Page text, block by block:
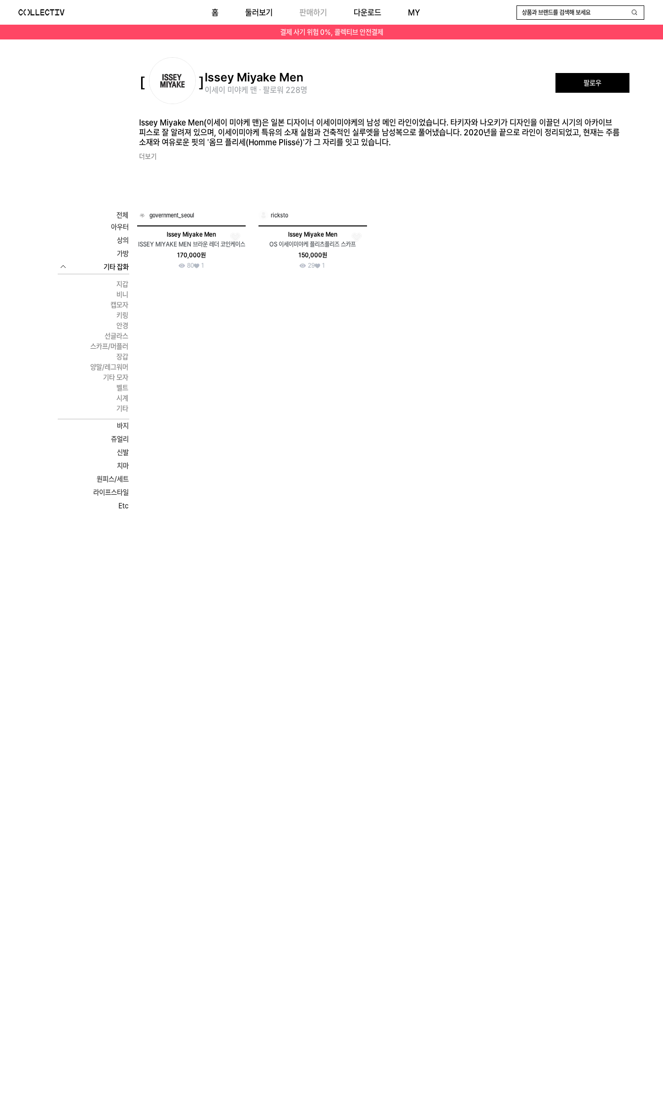
Issey Miyake Men(이세이 미야케 맨)은 일본 디자이너 이세이미야케의 남성 메인 라인이었습니다. 타키자와 나오키가 디자인을 이끌던 시기의 아카이브 피스로 잘 알려져 있으며, 이세이미야케 특유의 소재 실험과 건축적인 실루엣을 남성복으로 풀어냈습니다. 2020년을 끝으로 라인이 정리되었고, 현재는 주름 소재와 여유로운 핏의 '옴므 플리세(Homme Plissé)'가 그 자리를 잇고 있습니다.
결제 사기 위험 0%, 콜렉티브 안전결제
홈 둘러보기 판매하기 다운로드 MY 상품과 브랜드를 검색해 보세요
Issey Miyake Men
이세이 미야케 맨 · 팔로워 228명
팔로우
Issey Miyake Men(이세이 미야케 맨)은 일본 디자이너 이세이미야케의 남성 메인 라인이었습니다. 타키자와 나오키가 디자인을 이끌던 시기의 아카이브
피스로 잘 알려져 있으며, 이세이미야케 특유의 소재 실험과 건축적인 실루엣을 남성복으로 풀어냈습니다. 2020년을 끝으로 라인이 정리되었고, 현재는 주름
소재와 여유로운 핏의 '옴므 플리세(Homme Plissé)'가 그 자리를 잇고 있습니다.
더보기
전체
아우터
상의
가방
기타 잡화
지갑
비니
캡모자
키링
안경
선글라스
스카프/머플러
장갑
양말/레그워머
기타 모자
벨트
시계
기타
바지
쥬얼리
신발
치마
원피스/세트
라이프스타일
Etc
government_seoul
Issey Miyake Men
ISSEY MIYAKE MEN 브라운 레더 코인케이스
170,000원
80
1
ricksto
Issey Miyake Men
OS 이세이미야케 플리츠플리즈 스카프
150,000원
29
1